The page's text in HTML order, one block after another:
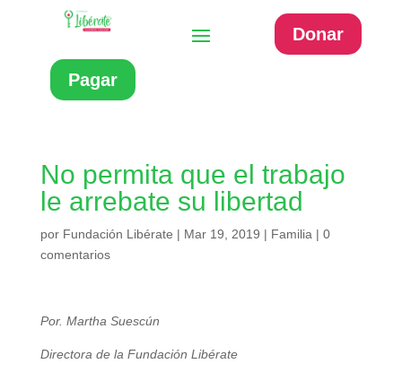
Donar
Pagar
No permita que el trabajo
le arrebate su libertad
por Fundación Libérate | Mar 19, 2019 | Familia | 0
comentarios
Por. Martha Suescún
Directora de la Fundación Libérate